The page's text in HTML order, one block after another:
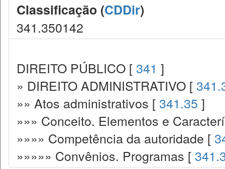
Classificação (CDDir)
341.350142
DIREITO PÚBLICO [ 341 ]
» DIREITO ADMINISTRATIVO [
»» Atos administrativos [ 341.35 ]
»»» Conceito. Elementos e
»»»» Competência da autoridade [
»»»»» Convênios. Programas [